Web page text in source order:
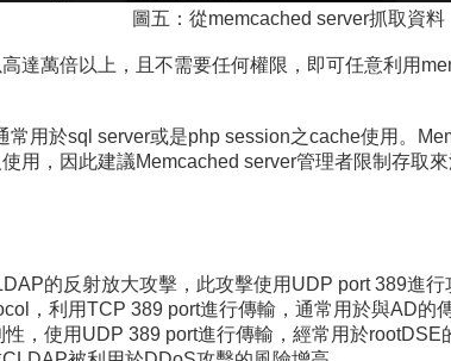
圖五：從memcached server抓取資料
達萬倍以上，且不需要任何權限，即可任意利用
常用於sql server或是php session之cache使用。
用，因此建議Memcached server管理者限制存取
的反射放大攻擊，此攻擊使用UDP port 389進行
，利用TCP 389 port進行傳輸，通常用於與AD
，使用UDP 389 port進行傳輸，經常用於